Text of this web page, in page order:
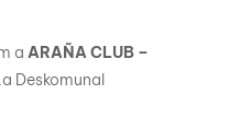
a ARAÑA CLUB –
Deskomunal